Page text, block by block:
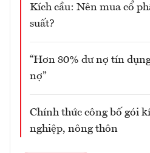
Kích cầu: Nên mua cổ
suất?
“Hơn 80% dư nợ tín
nợ”
Chính thức công bố gói
nghiệp, nông thôn